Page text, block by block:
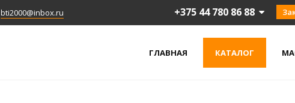
bti2000@inbox.ru +375 44 780 86 88
ГЛАВНАЯ КАТАЛОГ